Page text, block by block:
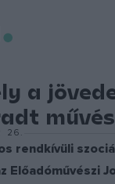
a
26.
rendkívüli
Előadóművészi